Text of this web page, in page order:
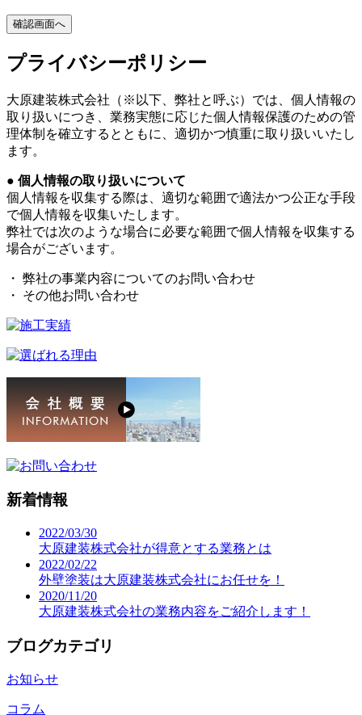
プライバシーポリシー
大原建装株式会社（※以下、弊社と呼ぶ）では、個人情報の
取り扱いにつき、業務実態に応じた個人情報保護のための管
理体制を確立するとともに、適切かつ慎重に取り扱いいたし
ます。
● 個人情報の取り扱いについて
個人情報を収集する際は、適切な範囲で適法かつ公正な手段
で個人情報を収集いたします。
弊社では次のような場合に必要な範囲で個人情報を収集する
場合がございます。
・ 弊社の事業内容についてのお問い合わせ
・ その他お問い合わせ
新着情報
2022/03/30
大原建装株式会社が得意とする業務とは
2022/02/22
外壁塗装は大原建装株式会社にお任せを！
2020/11/20
大原建装株式会社の業務内容をご紹介します！
ブログカテゴリ
お知らせ
コラム